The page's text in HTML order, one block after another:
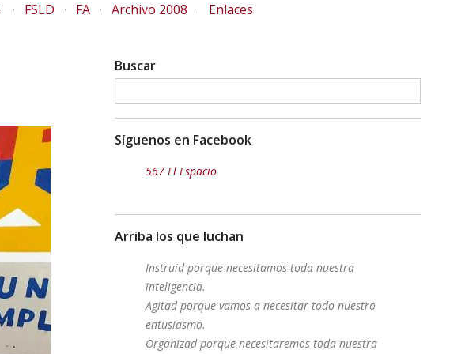
FSLD FA Archivo 2008 Enlaces
Buscar
Síguenos en Facebook
567 El Espacio
Arriba los que luchan
Instruid porque necesitamos toda nuestra
inteligencia.
Agitad porque vamos a necesitar todo nuestro
entusiasmo.
Organizad porque necesitaremos toda nuestra